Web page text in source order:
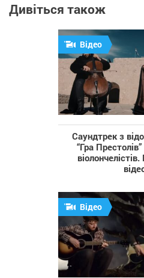
Дивіться також
Відео
Саундтрек з
“Гра
Відео